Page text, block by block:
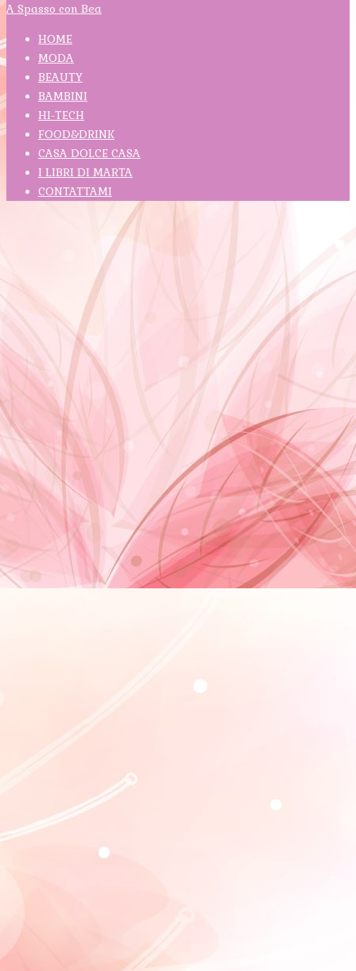
A Spasso con Bea
HOME
MODA
BEAUTY
BAMBINI
HI-TECH
FOOD&DRINK
CASA DOLCE CASA
I LIBRI DI MARTA
CONTATTAMI